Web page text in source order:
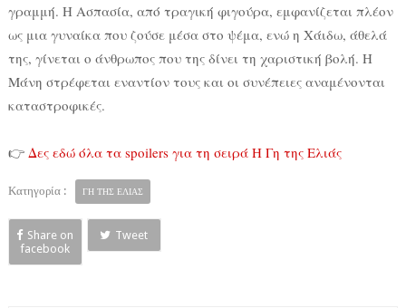
γραμμή. Η Ασπασία, από τραγική φιγούρα, εμφανίζεται πλέον
ως μια γυναίκα που ζούσε μέσα στο ψέμα, ενώ η Χάιδω, άθελά
της, γίνεται ο άνθρωπος που της δίνει τη χαριστική βολή. Η
Μάνη στρέφεται εναντίον τους και οι συνέπειες αναμένονται
καταστροφικές.
👉 Δες εδώ όλα τα spoilers για τη σειρά Η Γη της Ελιάς
Κατηγορία : ΓΗ ΤΗΣ ΕΛΙΑΣ
Share on
facebook
Tweet